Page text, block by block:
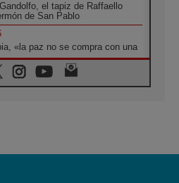
el tapiz de Raffaello
de San Pablo
«la paz no se compra con una
celebraron los 416 años del